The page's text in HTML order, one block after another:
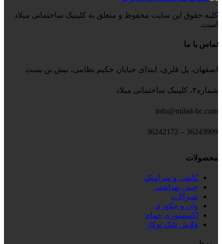
کلیه حقوق این سایت محفوظ و متعلق به کلینیک ساختمانی میلاد
است.
تماس با ما
اصفهان، پل فلزی، ابتدای خیابان حکیم نظامی، نبش بن بست
شماره۳، کلینیک ساختمانی میلاد
info@milad-bc.com
36243909 – 36242172
محصولات
کاشی و سرامیک
چینی بهداشتی
شیرآلات
وان و جکوزی
اکسسوری حمام
فلاش تانک توکار